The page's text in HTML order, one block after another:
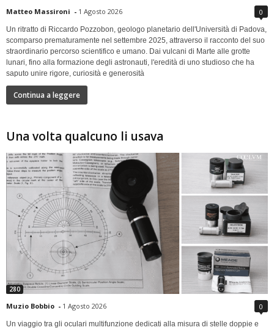
Matteo Massironi - 1 Agosto 2026 0
Un ritratto di Riccardo Pozzobon, geologo planetario dell'Università di Padova,
scomparso prematuramente nel settembre 2025, attraverso il racconto del suo
straordinario percorso scientifico e umano. Dai vulcani di Marte alle grotte
lunari, fino alla formazione degli astronauti, l'eredità di uno studioso che ha
saputo unire rigore, curiosità e generosità
Continua a leggere
Una volta qualcuno li usava
280
Muzio Bobbio - 1 Agosto 2026 0
Un viaggio tra gli oculari multifunzione dedicati alla misura di stelle doppie e